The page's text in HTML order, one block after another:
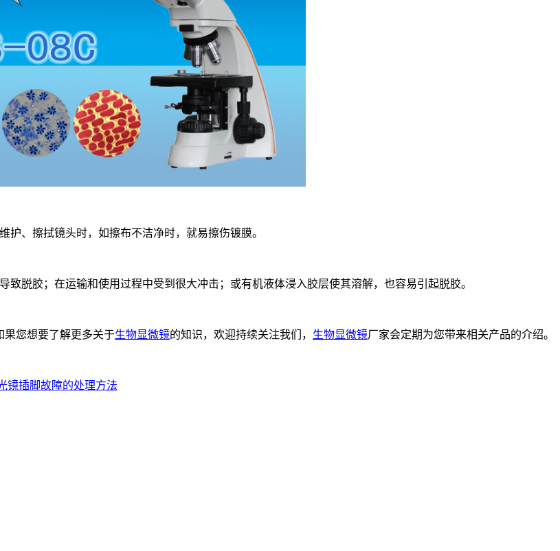
、擦拭镜头时，如擦布不洁净时，就易擦伤镀膜。
脱胶；在运输和使用过程中受到很大冲击；或有机液体浸入胶层使其溶解，也容易引起脱胶。
果您想要了解更多关于生物显微镜的知识，欢迎持续关注我们， 生物显微镜厂家会定期为您带来相关产品的介绍。
镜插脚故障的处理方法